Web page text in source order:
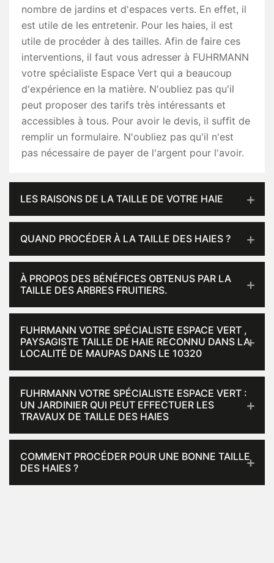
nombre de jardins et d'espaces verts. En effet, il
est utile de les entretenir. Pour les haies, il est
utile de procéder à des tailles. Afin de faire ces
interventions, il faut vous adresser à FUHRMANN
votre spécialiste Espace Vert qui a beaucoup
d'expérience en la matière. N'oubliez pas qu'il
peut proposer des tarifs très intéressants et
accessibles à tous. Pour avoir le devis, il suffit de
remplir un formulaire. N'oubliez pas qu'il n'est
pas nécessaire de payer de l'argent pour l'avoir.
LES RAISONS DE LA TAILLE DE VOTRE HAIE
QUAND PROCÉDER À LA TAILLE DES HAIES ?
À PROPOS DES BÉNÉFICES OBTENUS PAR LA
TAILLE DES ARBRES FRUITIERS.
FUHRMANN VOTRE SPÉCIALISTE ESPACE VERT ,
PAYSAGISTE TAILLE DE HAIE RECONNU DANS LA
LOCALITÉ DE MAUPAS DANS LE 10320
FUHRMANN VOTRE SPÉCIALISTE ESPACE VERT :
UN JARDINIER QUI PEUT EFFECTUER LES
TRAVAUX DE TAILLE DES HAIES
COMMENT PROCÉDER POUR UNE BONNE TAILLE
DES HAIES ?